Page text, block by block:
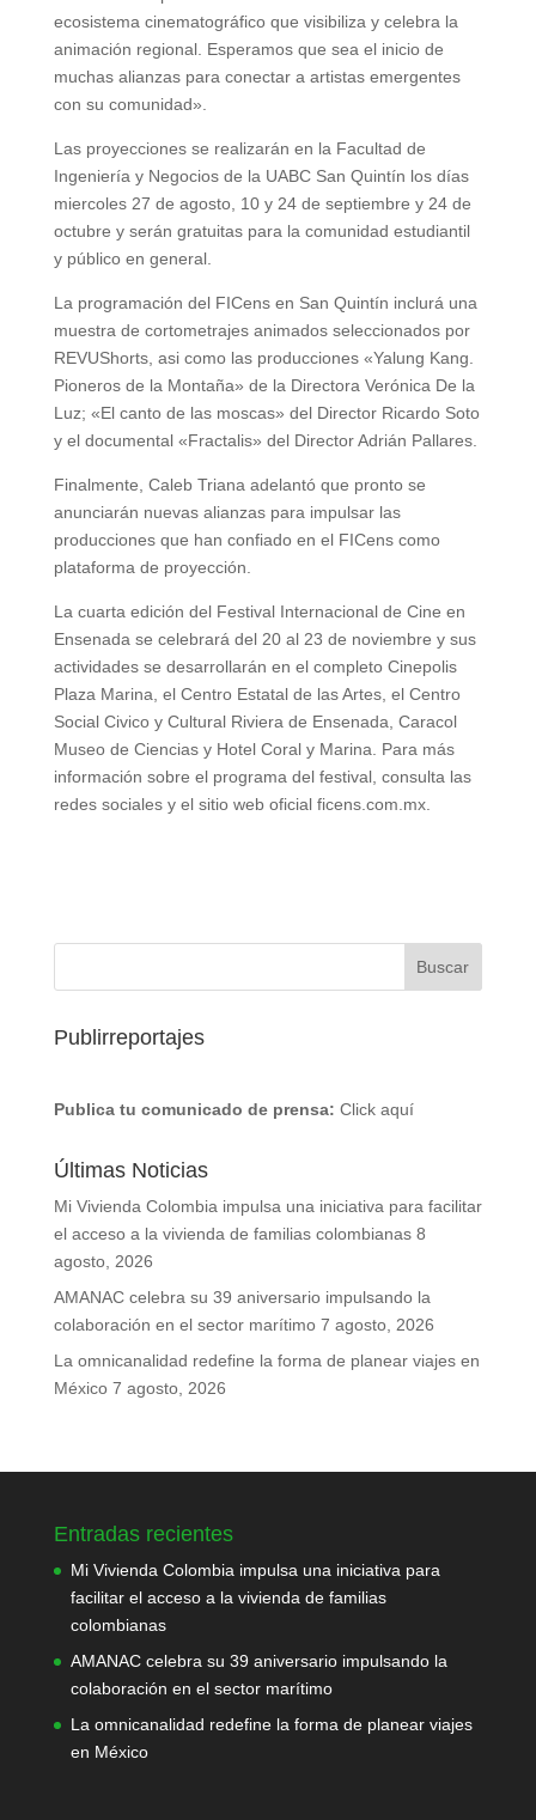
ecosistema cinematográfico que visibiliza y celebra la
animación regional. Esperamos que sea el inicio de
muchas alianzas para conectar a artistas emergentes
con su comunidad».
Las proyecciones se realizarán en la Facultad de
Ingeniería y Negocios de la UABC San Quintín los días
miercoles 27 de agosto, 10 y 24 de septiembre y 24 de
octubre y serán gratuitas para la comunidad estudiantil
y público en general.
La programación del FICens en San Quintín inclurá una
muestra de cortometrajes animados seleccionados por
REVUShorts, asi como las producciones «Yalung Kang.
Pioneros de la Montaña» de la Directora Verónica De la
Luz; «El canto de las moscas» del Director Ricardo Soto
y el documental «Fractalis» del Director Adrián Pallares.
Finalmente, Caleb Triana adelantó que pronto se
anunciarán nuevas alianzas para impulsar las
producciones que han confiado en el FICens como
plataforma de proyección.
La cuarta edición del Festival Internacional de Cine en
Ensenada se celebrará del 20 al 23 de noviembre y sus
actividades se desarrollarán en el completo Cinepolis
Plaza Marina, el Centro Estatal de las Artes, el Centro
Social Civico y Cultural Riviera de Ensenada, Caracol
Museo de Ciencias y Hotel Coral y Marina. Para más
información sobre el programa del festival, consulta las
redes sociales y el sitio web oficial ficens.com.mx.
Publirreportajes
Publica tu comunicado de prensa: Click aquí
Últimas Noticias
Mi Vivienda Colombia impulsa una iniciativa para facilitar
el acceso a la vivienda de familias colombianas 8
agosto, 2026
AMANAC celebra su 39 aniversario impulsando la
colaboración en el sector marítimo 7 agosto, 2026
La omnicanalidad redefine la forma de planear viajes en
México 7 agosto, 2026
Entradas recientes
Mi Vivienda Colombia impulsa una iniciativa para
facilitar el acceso a la vivienda de familias
colombianas
AMANAC celebra su 39 aniversario impulsando la
colaboración en el sector marítimo
La omnicanalidad redefine la forma de planear viajes
en México